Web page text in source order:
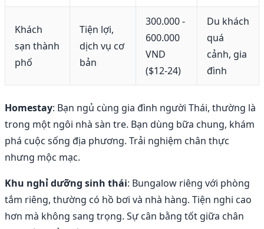
Khách
sạn thành
phố
Tiện lợi,
dịch vụ cơ
bản
300.000 -
600.000
VND
($12-24)
Du khách
quá
cảnh, gia
đình
Homestay: Bạn ngủ cùng gia đình người Thái, thường là
trong một ngôi nhà sàn tre. Bạn dùng bữa chung, khám
phá cuộc sống địa phương. Trải nghiệm chân thực
nhưng mộc mạc.
Khu nghỉ dưỡng sinh thái: Bungalow riêng với phòng
tắm riêng, thường có hồ bơi và nhà hàng. Tiện nghi cao
hơn mà không sang trọng. Sự cân bằng tốt giữa chân